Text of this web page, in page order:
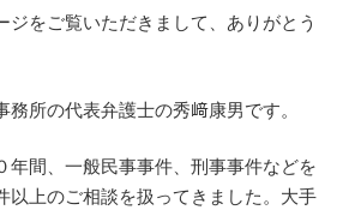
ジをご覧いただきまして、ありがとう
所の代表弁護士の秀﨑康男です。
年間、一般民事事件、刑事事件などを
以上のご相談を扱ってきました。大手